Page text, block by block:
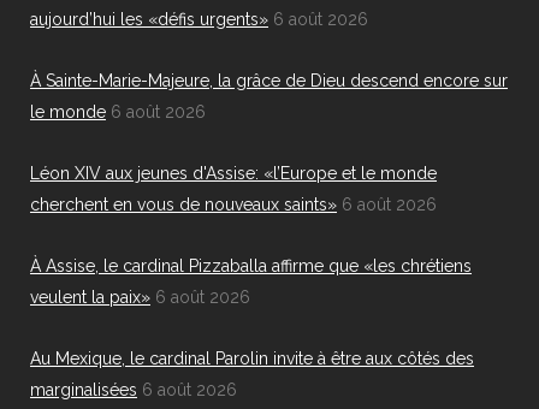
aujourd’hui les «défis urgents» 6 août 2026
À Sainte-Marie-Majeure, la grâce de Dieu descend encore sur
le monde 6 août 2026
Léon XIV aux jeunes d'Assise: «l’Europe et le monde
cherchent en vous de nouveaux saints» 6 août 2026
À Assise, le cardinal Pizzaballa affirme que «les chrétiens
veulent la paix» 6 août 2026
Au Mexique, le cardinal Parolin invite à être aux côtés des
marginalisées 6 août 2026